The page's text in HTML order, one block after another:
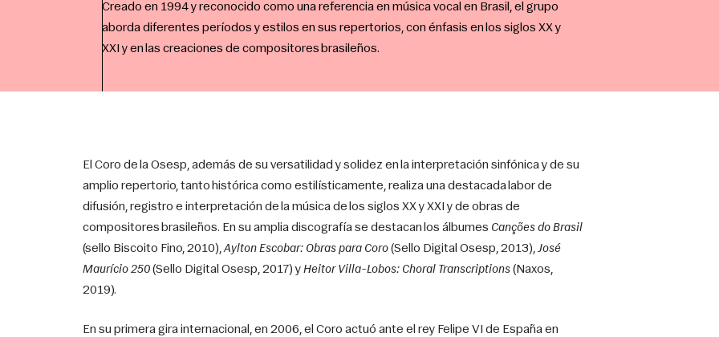
Creado en 1994 y reconocido como una referencia en música vocal en Brasil, el grupo
aborda diferentes períodos y estilos en sus repertorios, con énfasis en los siglos XX y
XXI y en las creaciones de compositores brasileños.
El Coro de la Osesp, además de su versatilidad y solidez en la interpretación sinfónica y de su
amplio repertorio, tanto histórica como estilísticamente, realiza una destacada labor de
difusión, registro e interpretación de la música de los siglos XX y XXI y de obras de
compositores brasileños. En su amplia discografía se destacan los álbumes Canções do Brasil
(sello Biscoito Fino, 2010), Aylton Escobar: Obras para Coro (Sello Digital Osesp, 2013), José
Maurício 250 (Sello Digital Osesp, 2017) y Heitor Villa-Lobos: Choral Transcriptions (Naxos,
2019).
En su primera gira internacional, en 2006, el Coro actuó ante el rey Felipe VI de España en